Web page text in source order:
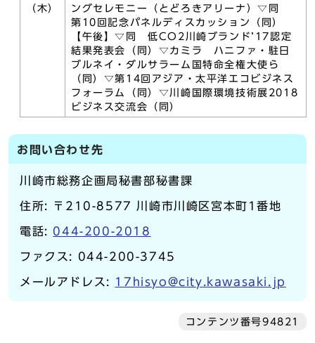
（木）
ングセレモニー（とどろきアリーナ）▽同
第10回記念パネルディスカッション（同）
【午後】▽同 低CO2川崎ブランド’17認定
結果発表会（同）▽カミラ ハニファ・駐日
ブルネイ・ダルサラーム国特命全権大使ら
（同）▽第14回アジア・太平洋エコビジネス
フォーラム（同）▽川崎国際環境技術展2018
ビジネス交流会（同）
お問い合わせ先
川崎市総務企画局秘書部秘書課
住所: 〒210-8577 川崎市川崎区宮本町1番地
電話: 044-200-2018
ファクス: 044-200-3745
メールアドレス: 17hisyo@city.kawasaki.jp
コンテンツ番号94821